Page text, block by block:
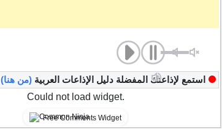
استمع لإذاعتك المفضلة دليل الإذاعات العربية (من هنا)
Could not load widget.
Free Comments Widget